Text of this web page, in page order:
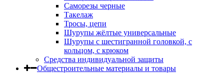
Саморезы черные
Такелаж
Тросы, цепи
Шурупы жёлтые универсальные
Шурупы с шестигранной головкой, с
кольцом, с крюком
Средства индивидуальной защиты
Общестроительные материалы и товары